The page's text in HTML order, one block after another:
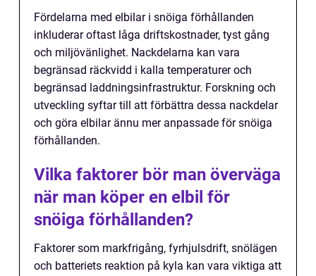
Fördelarna med elbilar i snöiga förhållanden
inkluderar oftast låga driftskostnader, tyst gång
och miljövänlighet. Nackdelarna kan vara
begränsad räckvidd i kalla temperaturer och
begränsad laddningsinfrastruktur. Forskning och
utveckling syftar till att förbättra dessa nackdelar
och göra elbilar ännu mer anpassade för snöiga
förhållanden.
Vilka faktorer bör man överväga
när man köper en elbil för
snöiga förhållanden?
Faktorer som markfrigång, fyrhjulsdrift, snölägen
och batteriets reaktion på kyla kan vara viktiga att